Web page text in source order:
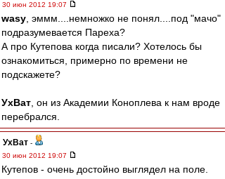
30 июн 2012 19:07
wasy , эммм....немножко не понял....под "мачо"
подразумевается Пареха?
А про Кутепова когда писали? Хотелось бы
ознакомиться, примерно по времени не
подскажете?
УхВат , он из Академии Коноплева к нам вроде
перебрался.
УхВат -
30 июн 2012 19:07
Кутепов - очень достойно выглядел на поле.